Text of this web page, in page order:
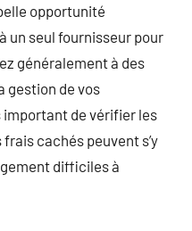
opportunité
un seul fournisseur pour
généralement à des
gestion de vos
de vérifier les
cachés peuvent s’y
difficiles à